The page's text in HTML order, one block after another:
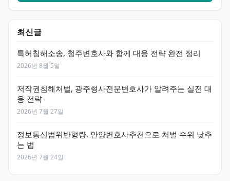
최신글
특허침해소송, 청주변호사와 함께 대응 전략 완전 정리
2026년 8월 5일
저작권침해처벌, 광주형사전문변호사가 알려주는 실전 대
응 전략
2026년 7월 27일
정보통신법위반형량, 안양변호사추천으로 처벌 수위 낮추
는 법
2026년 7월 24일